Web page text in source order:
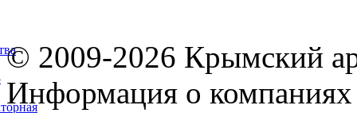
© 2009-2026 Крымский
Информация о компаниях